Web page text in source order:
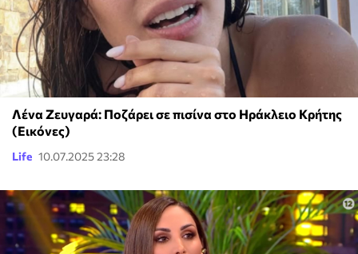
Λένα Ζευγαρά: Ποζάρει σε πισίνα στο Ηράκλειο Κρήτης
(Εικόνες)
Life 10.07.2025 23:28